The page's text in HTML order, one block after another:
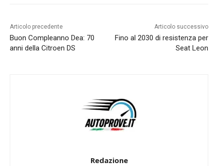
Articolo precedente
Buon Compleanno Dea: 70
anni della Citroen DS
Articolo successivo
Fino al 2030 di resistenza per
Seat Leon
Redazione